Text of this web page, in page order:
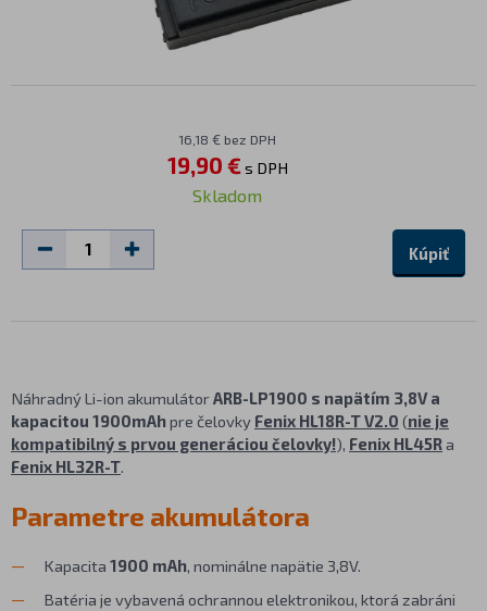
16,18 € bez DPH
19,90 €s DPH
Skladom
Kúpiť
Náhradný Li-ion akumulátorARB-LP1900 s napätím 3,8V a
kapacitou 1900mAhpre čelovky Fenix HL18R-T V2.0 (nie je
kompatibilný s prvou generáciou čelovky!), Fenix HL45Ra
Fenix HL32R-T.
Parametre akumulátora
Kapacita 1900 mAh, nominálne napätie 3,8V.
Batéria je vybavená ochrannou elektronikou, ktorá zabráni